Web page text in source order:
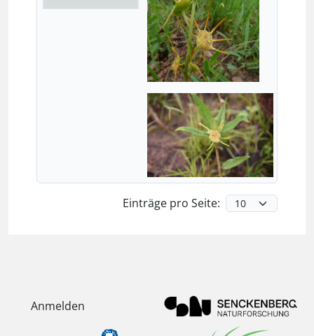
Einträge pro Seite:
Anmelden